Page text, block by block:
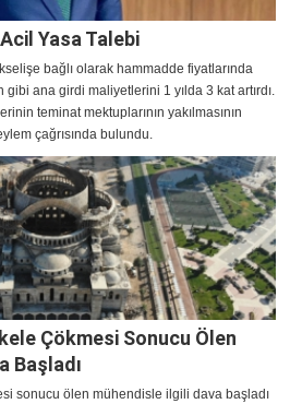
Yasa Talebi
bağlı olarak hammadde fiyatlarında
ana girdi maliyetlerini 1 yılda 3 kat artırdı.
teminat mektuplarının yakılmasının
çağrısında bulundu.
Çökmesi Sonucu Ölen
Başladı
sonucu ölen mühendisle ilgili dava başladı